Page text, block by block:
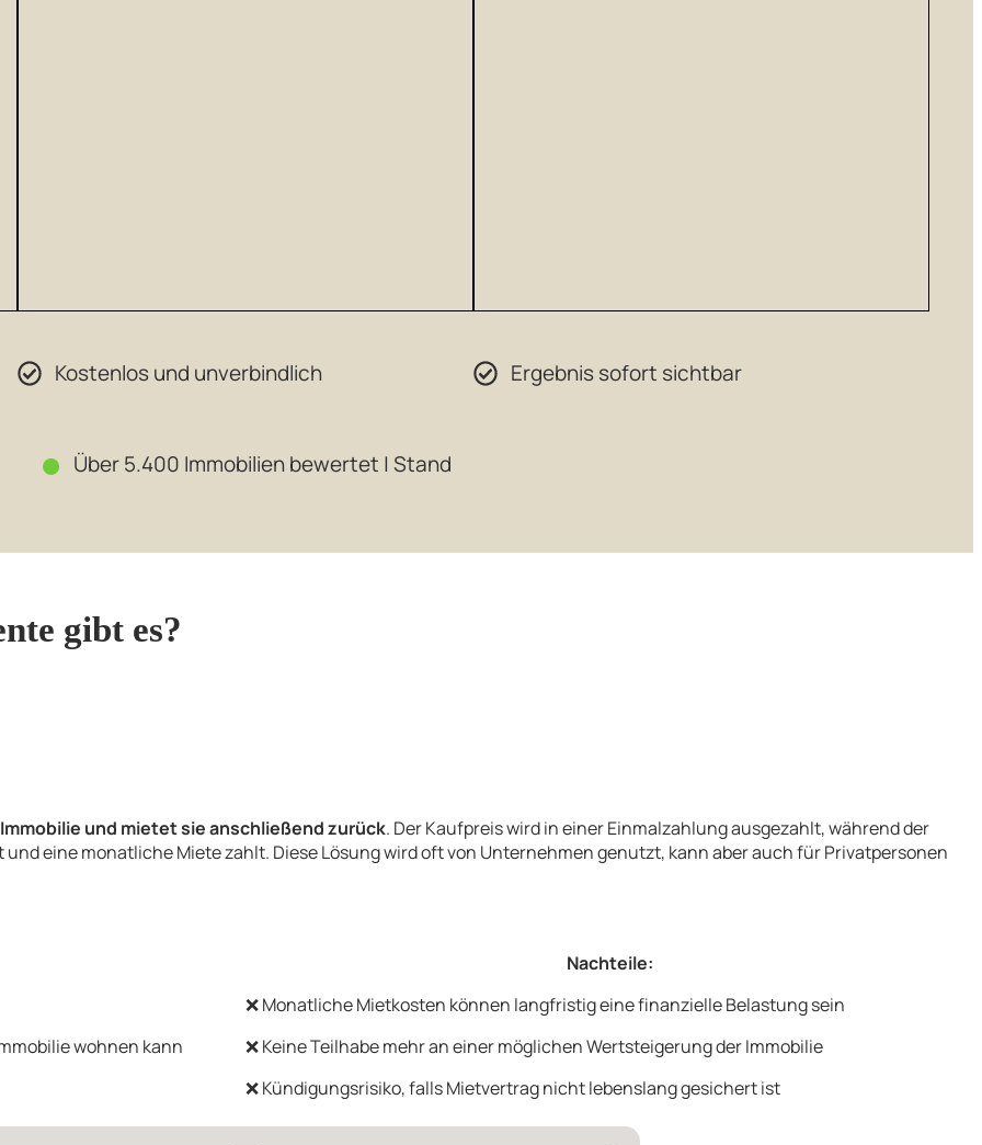
Kostenlos und unverbindlich Ergebnis sofort sichtbar
● Über 5.400 Immobilien bewertet | Stand
gibt es?
und mietet sie anschließend zurück. Der Kaufpreis wird in einer Einmalzahlung ausgezahlt, während der
eine monatliche Miete zahlt. Diese Lösung wird oft von Unternehmen genutzt, kann aber auch für Privatpersonen
wohnen kann
Nachteile:
❌ Monatliche Mietkosten können langfristig eine finanzielle Belastung sein
❌ Keine Teilhabe mehr an einer möglichen Wertsteigerung der Immobilie
❌ Kündigungsrisiko, falls Mietvertrag nicht lebenslang gesichert ist